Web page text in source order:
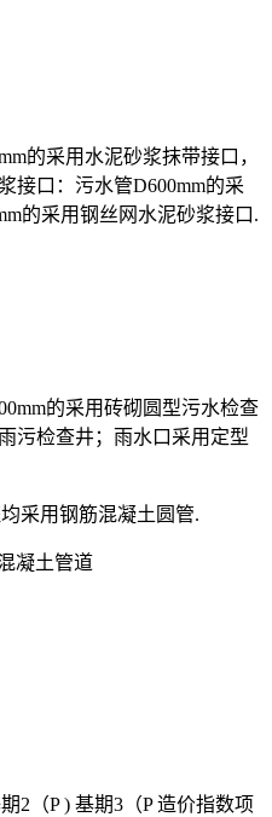
的采用水泥砂浆抹带接口，
接口：污水管D600mm的采
的采用钢丝网水泥砂浆接口.
的采用砖砌圆型污水检查
污检查井；雨水口采用定型
采用钢筋混凝土圆管.
凝土管道
2（P ) 基期3（P 造价指数项